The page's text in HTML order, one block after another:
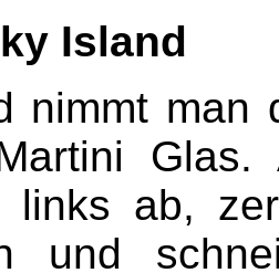
Island
nimmt man
Glas.
links ab,
und